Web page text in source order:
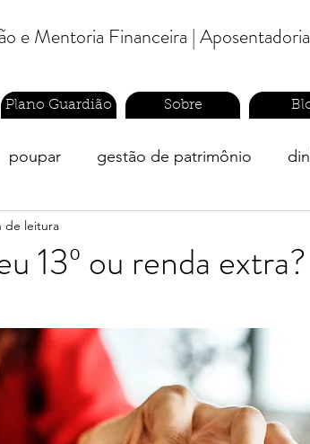
e Mentoria Financeira |
Plano Guardião Sobre
poupar gestão de patrimônio
economizar
13º ou renda extra?
de leitura